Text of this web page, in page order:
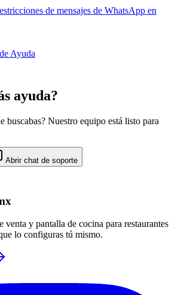
de mensajes de WhatsApp en
Ayuda
ayuda?
buscabas? Nuestro equipo está listo para
Abrir chat de soporte
y pantalla de cocina para restaurantes
lo configuras tú mismo.